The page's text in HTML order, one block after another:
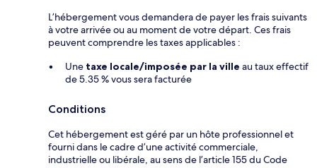
L’hébergement vous demandera de payer les frais suivants
à votre arrivée ou au moment de votre départ. Ces frais
peuvent comprendre les taxes applicables :
Une taxe locale/imposée par la ville au taux effectif
de 5.35 % vous sera facturée
Conditions
Cet hébergement est géré par un hôte professionnel et
fourni dans le cadre d’une activité commerciale,
industrielle ou libérale, au sens de l’article 155 du Code